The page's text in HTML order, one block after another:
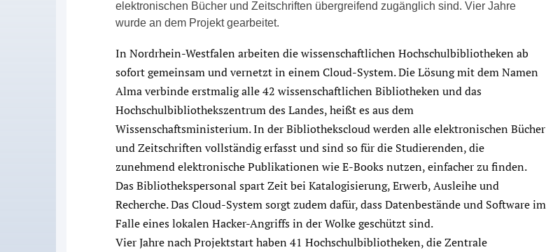
elektronischen Bücher und Zeitschriften übergreifend zugänglich sind. Vier Jahre
wurde an dem Projekt gearbeitet.
In Nordrhein-Westfalen arbeiten die wissenschaftlichen Hochschulbibliotheken ab
sofort gemeinsam und vernetzt in einem Cloud-System. Die Lösung mit dem Namen
Alma verbinde erstmalig alle 42 wissenschaftlichen Bibliotheken und das
Hochschulbibliothekszentrum des Landes, heißt es aus dem
Wissenschaftsministerium. In der Bibliothekscloud werden alle elektronischen Bücher
und Zeitschriften vollständig erfasst und sind so für die Studierenden, die
zunehmend elektronische Publikationen wie E-Books nutzen, einfacher zu finden.
Das Bibliothekspersonal spart Zeit bei Katalogisierung, Erwerb, Ausleihe und
Recherche. Das Cloud-System sorgt zudem dafür, dass Datenbestände und Software im
Falle eines lokalen Hacker-Angriffs in der Wolke geschützt sind.
Vier Jahre nach Projektstart haben 41 Hochschulbibliotheken, die Zentrale